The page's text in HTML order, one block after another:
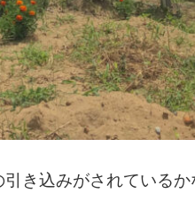
き込みがされているか